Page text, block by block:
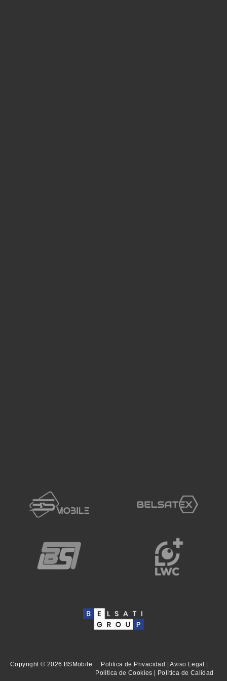
Copyright © 2026 BSMobile Politica de Privacidad |Aviso Legal
Política de Cookies
Política de Calidad